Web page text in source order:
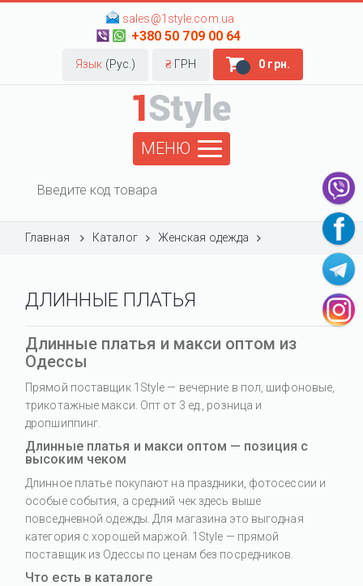
sales@1style.com.ua
+380 50 709 00 64
Язык (Рус.) ₴ ГРН 0 грн.
МЕНЮ
Главная Каталог Женская одежда
ДЛИННЫЕ ПЛАТЬЯ
Длинные платья и макси оптом из
Одессы
Прямой поставщик 1Style — вечерние в пол, шифоновые,
трикотажные макси. Опт от 3 ед., розница и
дропшиппинг.
Длинные платья и макси оптом — позиция с
высоким чеком
Длинное платье покупают на праздники, фотосессии и
особые события, а средний чек здесь выше
повседневной одежды. Для магазина это выгодная
категория с хорошей маржой. 1Style — прямой
поставщик из Одессы по ценам без посредников.
Что есть в каталоге